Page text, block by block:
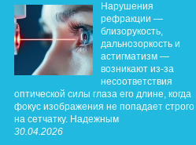
Нарушения
рефракции —
близорукость,
дальнозоркость и
астигматизм —
возникают из-за
несоответствия
оптической силы глаза его длине, когда
фокус изображения не попадает строго
на сетчатку. Надежным
30.04.2026